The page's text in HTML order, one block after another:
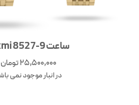
ساعت Laxmi 8527-9
25,500,000تومان
در انبار موجود نمی باشد